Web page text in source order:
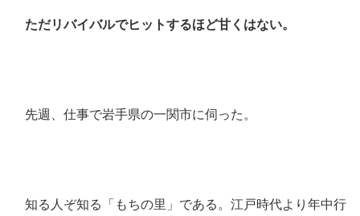
ただリバイバルでヒットするほど甘くはない。
先週、仕事で岩手県の一関市に伺った。
知る人ぞ知る「もちの里」である。江戸時代より年中行